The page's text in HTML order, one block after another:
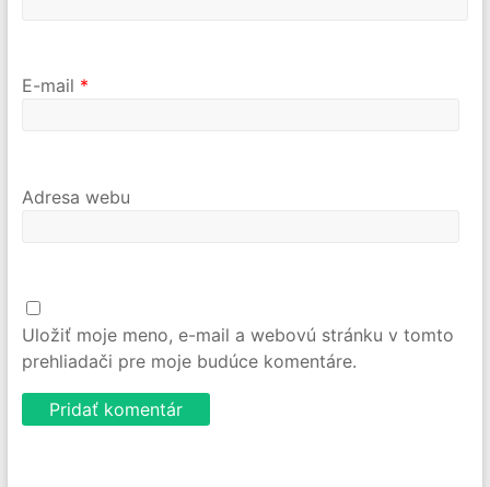
E-mail *
Adresa webu
Uložiť moje meno, e-mail a webovú stránku v tomto
prehliadači pre moje budúce komentáre.